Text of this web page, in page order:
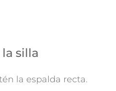
silla
la espalda recta.